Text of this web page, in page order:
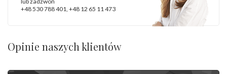
+48 530 788 401 +48 12 65 11 473
Opinie naszych klientów